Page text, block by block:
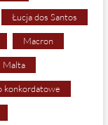
Łucja dos Santos
Macron
Malta
konkordatowe